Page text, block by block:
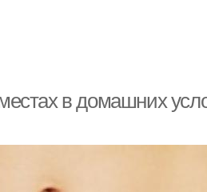
в домашних